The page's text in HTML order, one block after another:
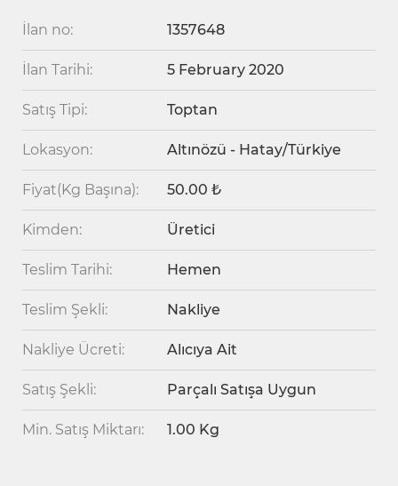
İlan no: 1357648
İlan Tarihi: 5 February 2020
Satış Tipi: Toptan
Lokasyon: Altınözü - Hatay/Türkiye
Fiyat(Kg Başına): 50.00 ₺
Kimden: Üretici
Teslim Tarihi: Hemen
Teslim Şekli: Nakliye
Nakliye Ücreti: Alıcıya Ait
Satış Şekli: Parçalı Satışa Uygun
Min. Satış Miktarı: 1.00 Kg